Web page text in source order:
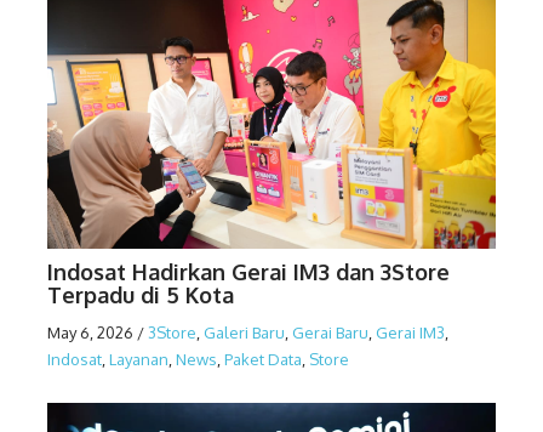
Indosat Hadirkan Gerai IM3 dan 3Store
Terpadu di 5 Kota
May 6, 2026 /3Store Galeri Baru Gerai Baru Gerai IM3
Indosat Layanan News Paket Data Store